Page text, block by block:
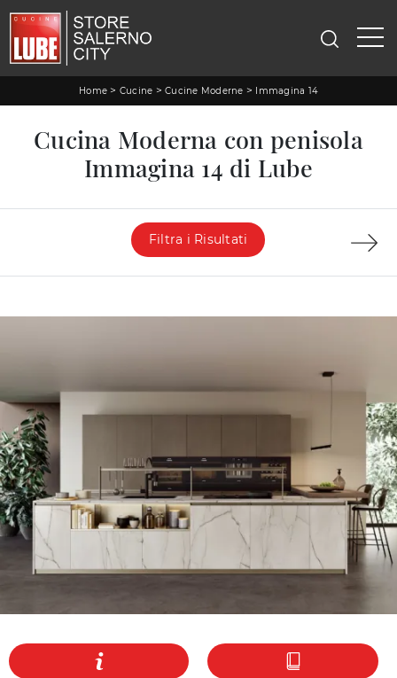
Home > Cucine > Cucine Moderne > Immagina 14
Cucina Moderna con penisola
Immagina 14 di Lube
Filtra i Risultati